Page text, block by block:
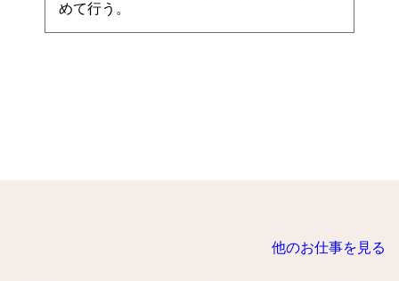
めて行う。
他のお仕事を見る